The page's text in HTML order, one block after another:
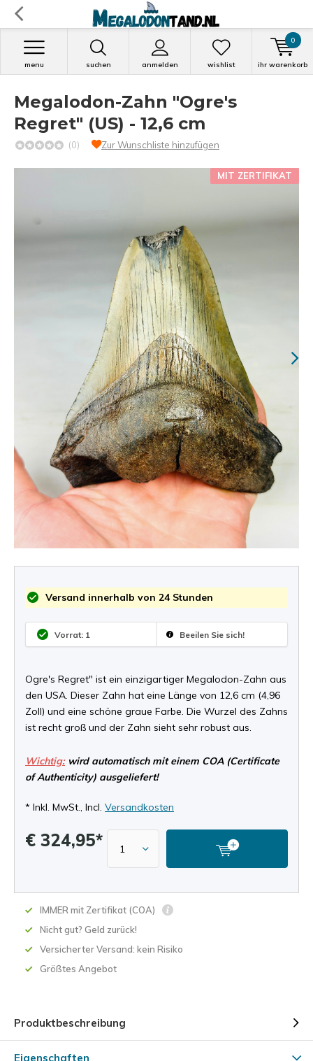
suchen anmelden
menu wishlist ihr warenkorb
0
Megalodon-Zahn "Ogre's
Regret" (US) - 12,6 cm
(0) Zur Wunschliste hinzufügen
MIT ZERTIFIKAT
Versand innerhalb von 24 Stunden
Vorrat: 1 Beeilen Sie sich!
Ogre's Regret" ist ein einzigartiger Megalodon-Zahn aus
den USA. Dieser Zahn hat eine Länge von 12,6 cm (4,96
Zoll) und eine schöne graue Farbe. Die Wurzel des Zahns
ist recht groß und der Zahn sieht sehr robust aus.
Wichtig:wird automatisch mit einem COA (Certificate
of Authenticity) ausgeliefert!
* Inkl. MwSt., Incl. Versandkosten
€ 324,95*
IMMER mit Zertifikat (COA)
Nicht gut? Geld zurück!
Versicherter Versand: kein Risiko
Größtes Angebot
Produktbeschreibung
Eigenschaften